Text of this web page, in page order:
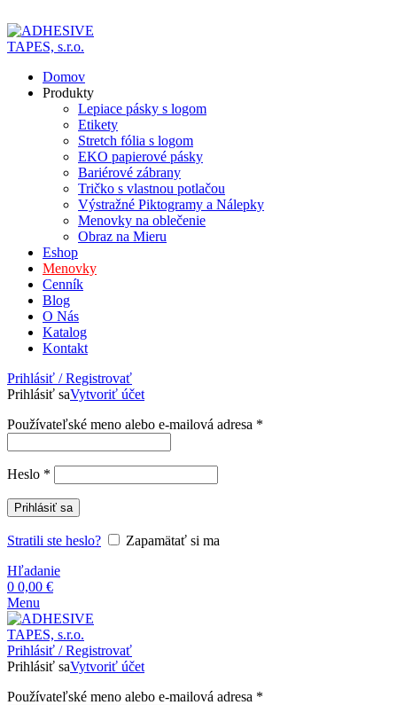
Domov
Produkty
Lepiace pásky s logom
Etikety
Stretch fólia s logom
EKO papierové pásky
Bariérové zábrany
Tričko s vlastnou potlačou
Výstražné Piktogramy a Nálepky
Menovky na oblečenie
Obraz na Mieru
Eshop
Menovky
Cenník
Blog
O Nás
Katalog
Kontakt
Prihlásiť / Registrovať
Prihlásiť saVytvoriť účet
Používateľské meno alebo e-mailová adresa *
Heslo *
Prihlásiť sa
Stratili ste heslo?
Zapamätať si ma
Hľadanie
0 0,00 €
Menu
Prihlásiť / Registrovať
Prihlásiť saVytvoriť účet
Používateľské meno alebo e-mailová adresa *